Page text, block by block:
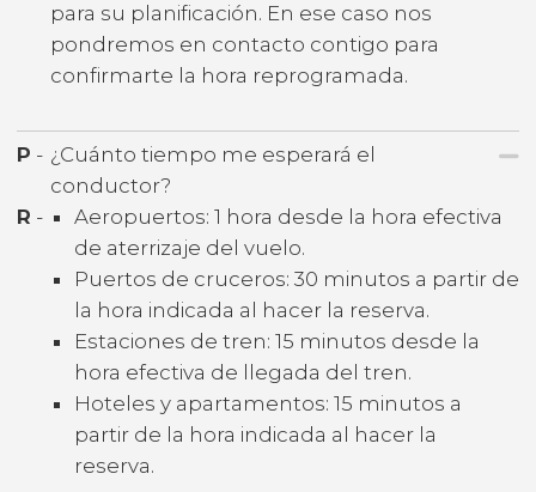
para su planificación. En ese caso nos
pondremos en contacto contigo para
confirmarte la hora reprogramada.
P - ¿Cuánto tiempo me esperará el
conductor?
R -
Aeropuertos: 1 hora desde la hora efectiva
de aterrizaje del vuelo.
Puertos de cruceros: 30 minutos a partir de
la hora indicada al hacer la reserva.
Estaciones de tren: 15 minutos desde la
hora efectiva de llegada del tren.
Hoteles y apartamentos: 15 minutos a
partir de la hora indicada al hacer la
reserva.